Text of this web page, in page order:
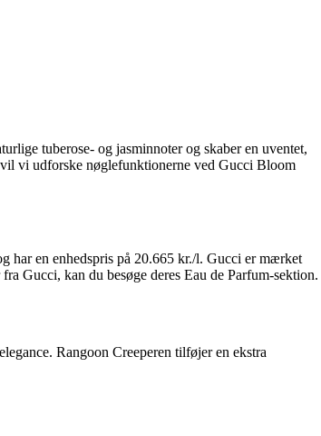
tuberose- og jasminnoter og skaber en uventet,
vi udforske nøglefunktionerne ved Gucci Bloom
har en enhedspris på 20.665 kr./l. Gucci er mærket
Gucci, kan du besøge deres Eau de Parfum-sektion.
Rangoon Creeperen tilføjer en ekstra